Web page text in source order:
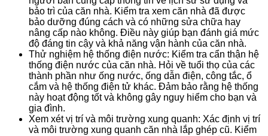
bảo trì của căn nhà. Kiểm tra xem căn nhà đã được
bảo dưỡng đúng cách và có những sửa chữa hay
nâng cấp nào không. Điều này giúp bạn đánh giá mức
độ đáng tin cậy và khả năng vận hành của căn nhà.
Thử nghiệm hệ thống điện nước: Kiểm tra cẩn thận hệ
thống điện nước của căn nhà. Hỏi về tuổi thọ của các
thành phần như ống nước, ống dẫn điện, công tắc, ổ
cắm và hệ thống điện tử khác. Đảm bảo rằng hệ thống
này hoạt động tốt và không gây nguy hiểm cho bạn và
gia đình.
Xem xét vị trí và môi trường xung quanh: Xác định vị trí
và môi trường xung quanh căn nhà lắp ghép cũ. Kiểm